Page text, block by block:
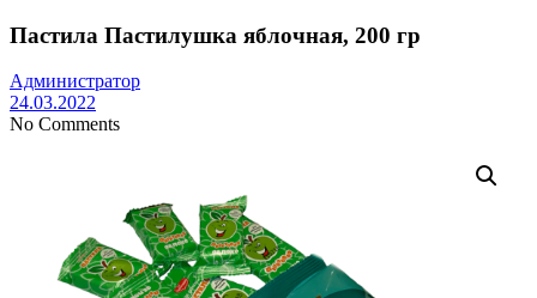
Пастила Пастилушка яблочная, 200 гр
Администратор
24.03.2022
No Comments